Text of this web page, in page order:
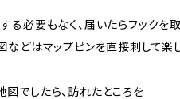
る必要もなく、届いたらフックを
などはマップピンを直接刺して
でしたら、訪れたところを